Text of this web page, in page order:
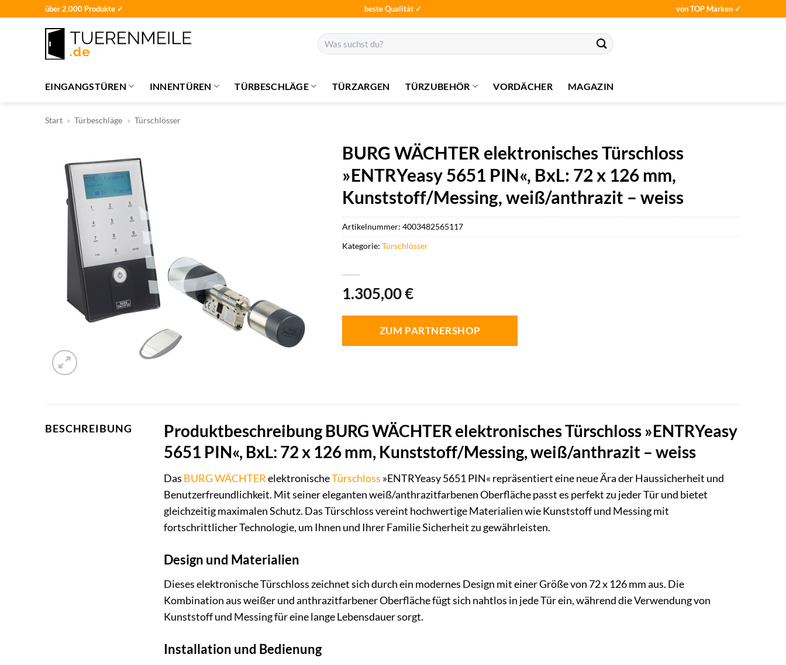
über 2.000 Produkte ✓ beste Qualität ✓ von TOP Marken ✓
Suchen
nach:
EINGANGSTÜREN INNENTÜREN TÜRBESCHLÄGE TÜRZARGEN TÜRZUBEHÖR VORDÄCHER MAGAZIN
Start » Türbeschläge » Türschlösser
BURG WÄCHTER elektronisches Türschloss
»ENTRYeasy 5651 PIN«, BxL: 72 x 126 mm,
Kunststoff/Messing, weiß/anthrazit – weiss
1.305,00€
ZUM PARTNERSHOP
Artikelnummer:4003482565117
Kategorie:Türschlösser
BESCHREIBUNG
Produktbeschreibung BURG WÄCHTER elektronisches Türschloss »ENTRYeasy
5651 PIN«, BxL: 72 x 126 mm, Kunststoff/Messing, weiß/anthrazit – weiss
Das BURG WÄCHTERelektronischeTürschloss »ENTRYeasy 5651 PIN« repräsentiert eine neue Ära der Haussicherheit und
Benutzerfreundlichkeit. Mit seiner eleganten weiß/anthrazitfarbenen Oberfläche passt es perfekt zu jeder Tür und bietet
gleichzeitig maximalen Schutz. Das Türschloss vereint hochwertige Materialien wie Kunststoff und Messing mit
fortschrittlicher Technologie, um Ihnen und Ihrer Familie Sicherheit zu gewährleisten.
Design und Materialien
Dieses elektronische Türschloss zeichnet sich durch ein modernes Design mit einer Größe von 72 x 126 mm aus. Die
Kombination aus weißer und anthrazitfarbener Oberfläche fügt sich nahtlos in jede Tür ein, während die Verwendung von
Kunststoff und Messing für eine lange Lebensdauer sorgt.
Installation und Bedienung